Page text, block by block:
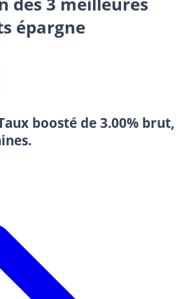
épargne
boosté de 3.00% brut,